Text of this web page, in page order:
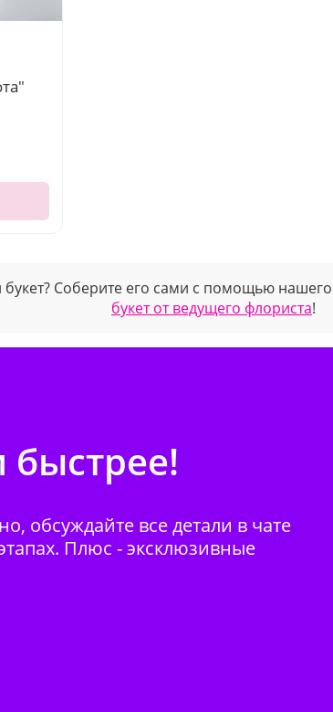
Соберите его сами с помощью нашего
букет от ведущего флориста!
обсуждайте все детали в чате
Плюс - эксклюзивные